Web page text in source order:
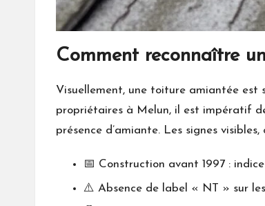
Comment reconnaître
Visuellement, une toiture amiantée est
propriétaires à Melun, il est impératif
présence d’amiante. Les signes
📅 Construction avant 1997 :
⚠️ Absence de label « NT » sur